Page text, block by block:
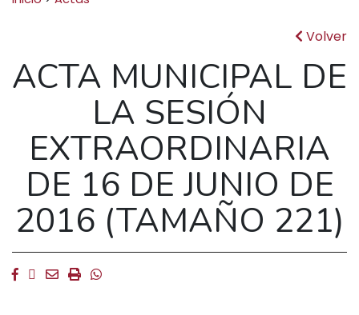
Volver
ACTA MUNICIPAL DE
LA SESIÓN
EXTRAORDINARIA
DE 16 DE JUNIO DE
2016 (TAMAÑO 221)
Facebook
Twitter
EmailImprimirWhatsapp